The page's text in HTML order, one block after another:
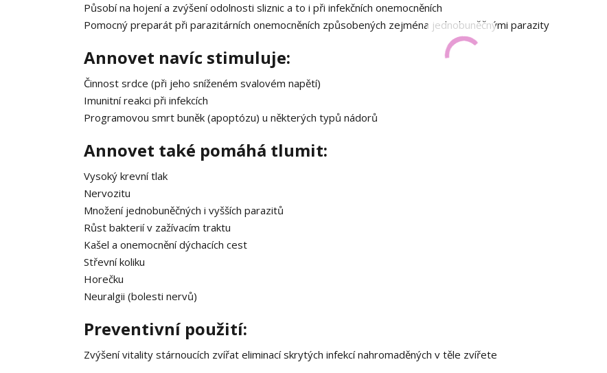
Působí na hojení a zvýšení odolnosti sliznic a to i při infekčních onemocněních
Pomocný preparát při parazitárních onemocněních způsobených zejména jednobuněčnými parazity
Annovet navíc stimuluje:
Činnost srdce (při jeho sníženém svalovém napětí)
Imunitní reakci při infekcích
Programovou smrt buněk (apoptózu) u některých typů nádorů
Annovet také pomáhá tlumit:
Vysoký krevní tlak
Nervozitu
Množení jednobuněčných i vyšších parazitů
Růst bakterií v zažívacím traktu
Kašel a onemocnění dýchacích cest
Střevní koliku
Horečku
Neuralgii (bolesti nervů)
Preventivní použití:
Zvýšení vitality stárnoucích zvířat eliminací skrytých infekcí nahromaděných v těle zvířete